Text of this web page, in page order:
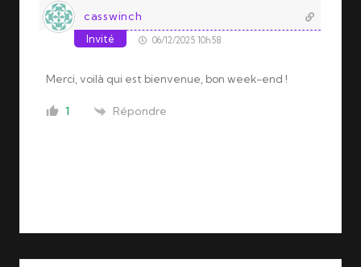
casswinch
Invité 06/12/2025 10h58
Merci, voilà qui est bienvenue, bon week-end !
1 Répondre